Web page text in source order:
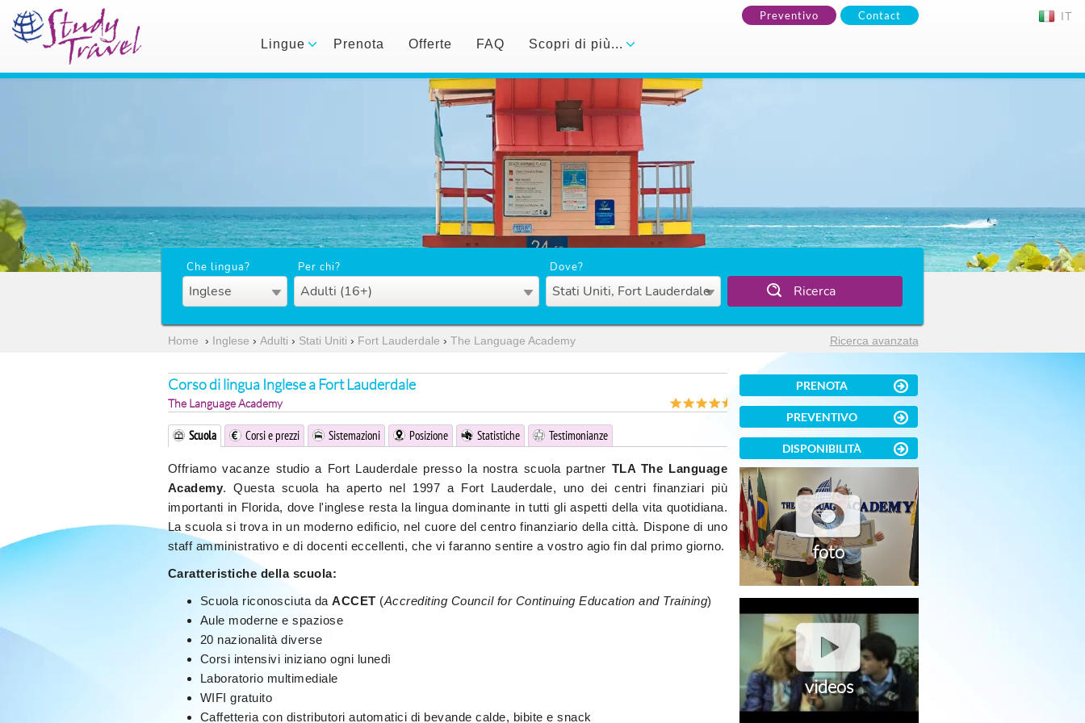
Preventivo Contact IT
Lingue Prenota Offerte FAQ Scopri di più...
Che lingua?
Inglese
Per chi?
Adulti (16+)
Dove?
Stati Uniti, Fort Lauderdale Ricerca
Home › Inglese › Adulti › Stati Uniti › Fort Lauderdale › The Language Academy Ricerca avanzata
Corso di lingua Inglese a Fort Lauderdale
The Language Academy
Scuola Corsi e prezzi Sistemazioni Posizione Statistiche Testimonianze
Offriamo vacanze studio a Fort Lauderdale presso la nostra scuola partner TLA The Language
Academy. Questa scuola ha aperto nel 1997 a Fort Lauderdale, uno dei centri finanziari più
importanti in Florida, dove l'inglese resta la lingua dominante in tutti gli aspetti della vita quotidiana.
La scuola si trova in un moderno edificio, nel cuore del centro finanziario della città. Dispone di uno
staff amministrativo e di docenti eccellenti, che vi faranno sentire a vostro agio fin dal primo giorno.
Caratteristiche della scuola:
Scuola riconosciuta da ACCET (Accrediting Council for Continuing Education and Training)
Aule moderne e spaziose
20 nazionalità diverse
Corsi intensivi iniziano ogni lunedì
Laboratorio multimediale
WIFI gratuito
Caffetteria con distributori automatici di bevande calde, bibite e snack
PRENOTA
PREVENTIVO
DISPONIBILITÀ
foto
videos